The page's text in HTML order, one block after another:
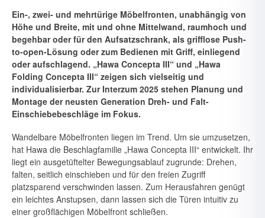
Ein-, zwei- und mehrtürige Möbelfronten, unabhängig von
Höhe und Breite, mit und ohne Mittelwand, raumhoch und
begehbar oder für den Aufsatzschrank, als grifflose Push-
to-open-Lösung oder zum Bedie­nen mit Griff, einliegend
oder aufschlagend. „Hawa Concepta III“ und „Hawa
Folding Concepta III“ zeigen sich vielseitig und
individualisier­bar. Zur Interzum 2025 stehen Planung und
Montage der neusten Ge­neration Dreh- und Falt-
Einschiebebeschläge im Fokus.
Wandelbare Möbelfronten liegen im Trend. Um sie umzusetzen,
hat Hawa die Beschlagfamilie „Hawa Concepta III“ entwickelt. Ihr
liegt ein ausgetüftelter Bewegungsablauf zugrunde: Drehen,
falten, seitlich ein­schieben und für den freien Zugriff
platzsparend verschwinden lassen. Zum Herausfahren genügt
ein leichtes Anstupsen, dann lassen sich die Türen intuitiv zu
einer großflächigen Möbelfront schließen.